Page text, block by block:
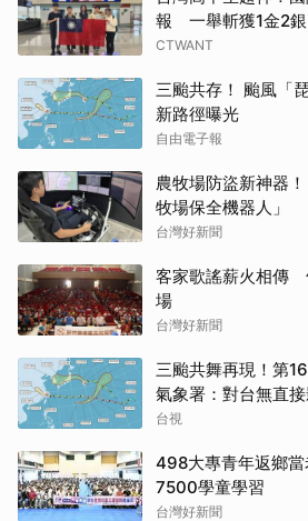
報 一舉斬獲1金2
CTWANT
三颱共存！ 颱風「
新路徑曝光
自由電子報
農牧場防盜新神器
牧場保全機器人」
台灣好新聞
客家歌謠薪火相傳
場
台灣好新聞
三颱共舞再現！第
氣象署：對台無直
台視
498大專青年返鄉
7500學童學習
台灣好新聞